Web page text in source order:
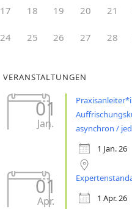
17 18 19 20 21
24 25 26 27 28
VERANSTALTUNGEN
01
Jan.
asynchron /
1 Jan. 26
01
Apr.
1 Apr. 26